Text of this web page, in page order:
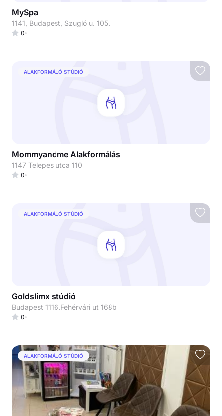
MySpa
1141, Budapest, Szugló u. 105.
0
ALAKFORMÁLÓ STÚDIÓ
Mommyandme Alakformálás
1147 Telepes utca 110
0
ALAKFORMÁLÓ STÚDIÓ
Goldslimx stúdió
Budapest 1116.Fehérvári ut 168b
0
ALAKFORMÁLÓ STÚDIÓ